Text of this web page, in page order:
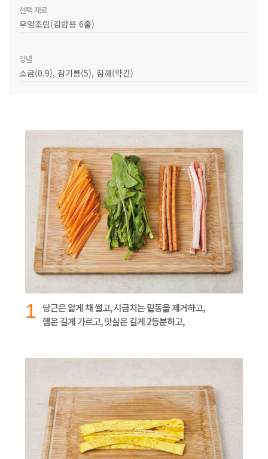
선택 재료
우엉조림(김밥용 6줄)
양념
소금(0.9), 참기름(5), 참깨(약간)
1 당근은 얇게 채 썰고, 시금치는 밑동을 제거하고,
햄은 길게 가르고, 맛살은 길게 2등분하고,